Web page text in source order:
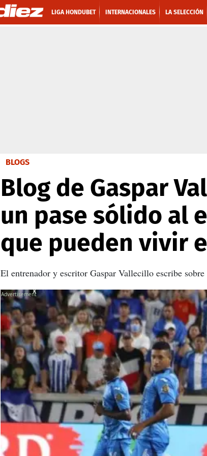
LIGA HONDUBET INTERNACIONALES LA SELECCIÓN
BLOGS
Blog de Gaspar
un pase sólido al
que pueden vivir
El entrenador y escritor Gaspar Vallecillo escribe
X